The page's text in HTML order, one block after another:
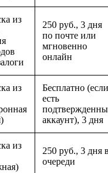
из
250 руб., 3 дня
по почте или
мгновенно
онлайн
из
Бесплатно (если
есть
аккаунт), 3 дня
из
250 руб., 3 дня
очереди